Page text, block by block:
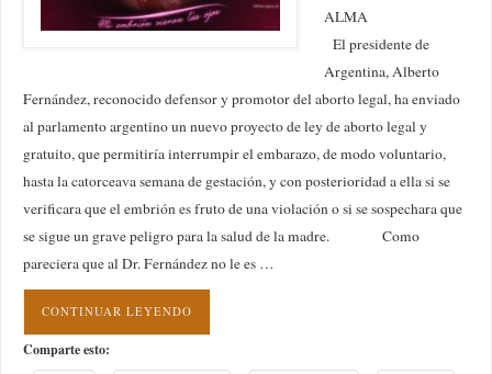
ALMA
El presidente de
Argentina, Alberto
Fernández, reconocido defensor y promotor del aborto legal, ha enviado
al parlamento argentino un nuevo proyecto de ley de aborto legal y
gratuito, que permitiría interrumpir el embarazo, de modo voluntario,
hasta la catorceava semana de gestación, y con posterioridad a ella si se
verificara que el embrión es fruto de una violación o si se sospechara que
se sigue un grave peligro para la salud de la madre. Como
pareciera que al Dr. Fernández no le es …
CONTINUAR LEYENDO
Comparte esto: